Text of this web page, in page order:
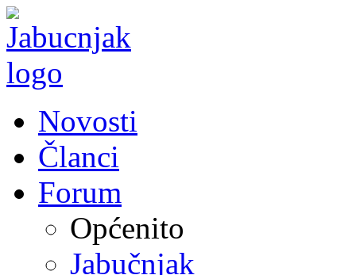
Novosti
Članci
Forum
Općenito
Jabučnjak